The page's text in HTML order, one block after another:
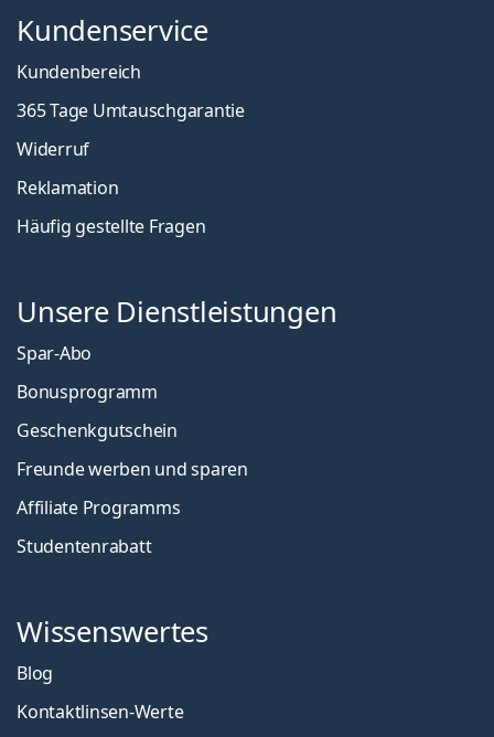
Kundenservice
Kundenbereich
365 Tage Umtauschgarantie
Widerruf
Reklamation
Häufig gestellte Fragen
Unsere Dienstleistungen
Spar-Abo
Bonusprogramm
Geschenkgutschein
Freunde werben und sparen
Affiliate Programms
Studentenrabatt
Wissenswertes
Blog
Kontaktlinsen-Werte